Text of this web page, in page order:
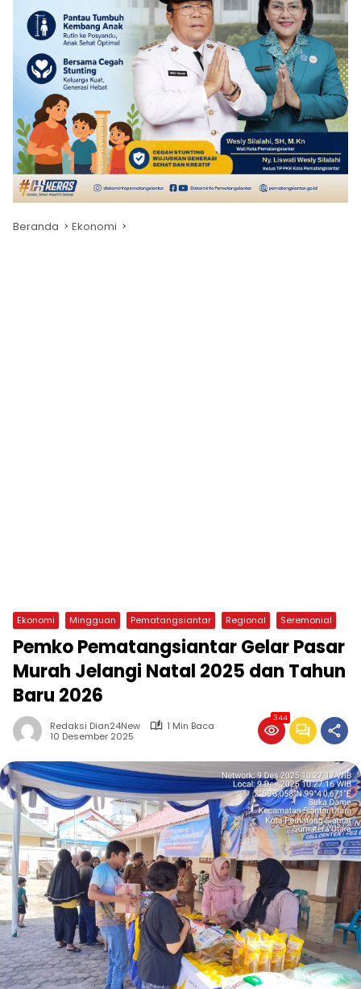
Beranda Ekonomi
Ekonomi Mingguan Pematangsiantar Regional Seremonial
Pemko Pematangsiantar Gelar Pasar
Murah Jelangi Natal 2025 dan Tahun
Baru 2026
Redaksi Dian24New
1 Min Baca
10 Desember 2025
344